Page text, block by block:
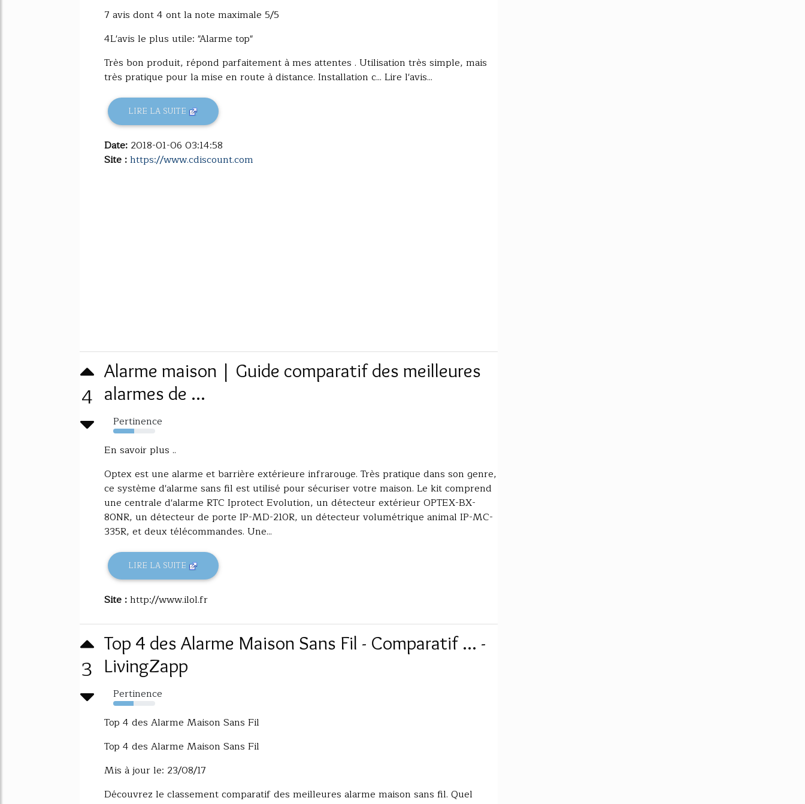
7 avis dont 4 ont la note maximale 5/5
4L'avis le plus utile: "Alarme top"
Très bon produit, répond parfaitement à mes attentes . Utilisation très simple, mais
très pratique pour la mise en route à distance. Installation c... Lire l'avis...
LIRE LA SUITE
Date: 2018-01-06 03:14:58
Site :https://www.cdiscount.com
4
Alarme maison | Guide comparatif des meilleures
alarmes de ...
Pertinence
50%
En savoir plus ..
Optex est une alarme et barrière extérieure infrarouge. Très pratique dans son genre,
ce système d'alarme sans fil est utilisé pour sécuriser votre maison. Le kit comprend
une centrale d'alarme RTC Iprotect Evolution, un détecteur extérieur OPTEX-BX-
80NR, un détecteur de porte IP-MD-210R, un détecteur volumétrique animal IP-MC-
335R, et deux télécommandes. Une...
LIRE LA SUITE
Site :http://www.ilol.fr
3
Top 4 des Alarme Maison Sans Fil - Comparatif ... -
LivingZapp
Pertinence
48%
Top 4 des Alarme Maison Sans Fil
Top 4 des Alarme Maison Sans Fil
Mis à jour le: 23/08/17
Découvrez le classement comparatif des meilleures alarme maison sans fil. Quel